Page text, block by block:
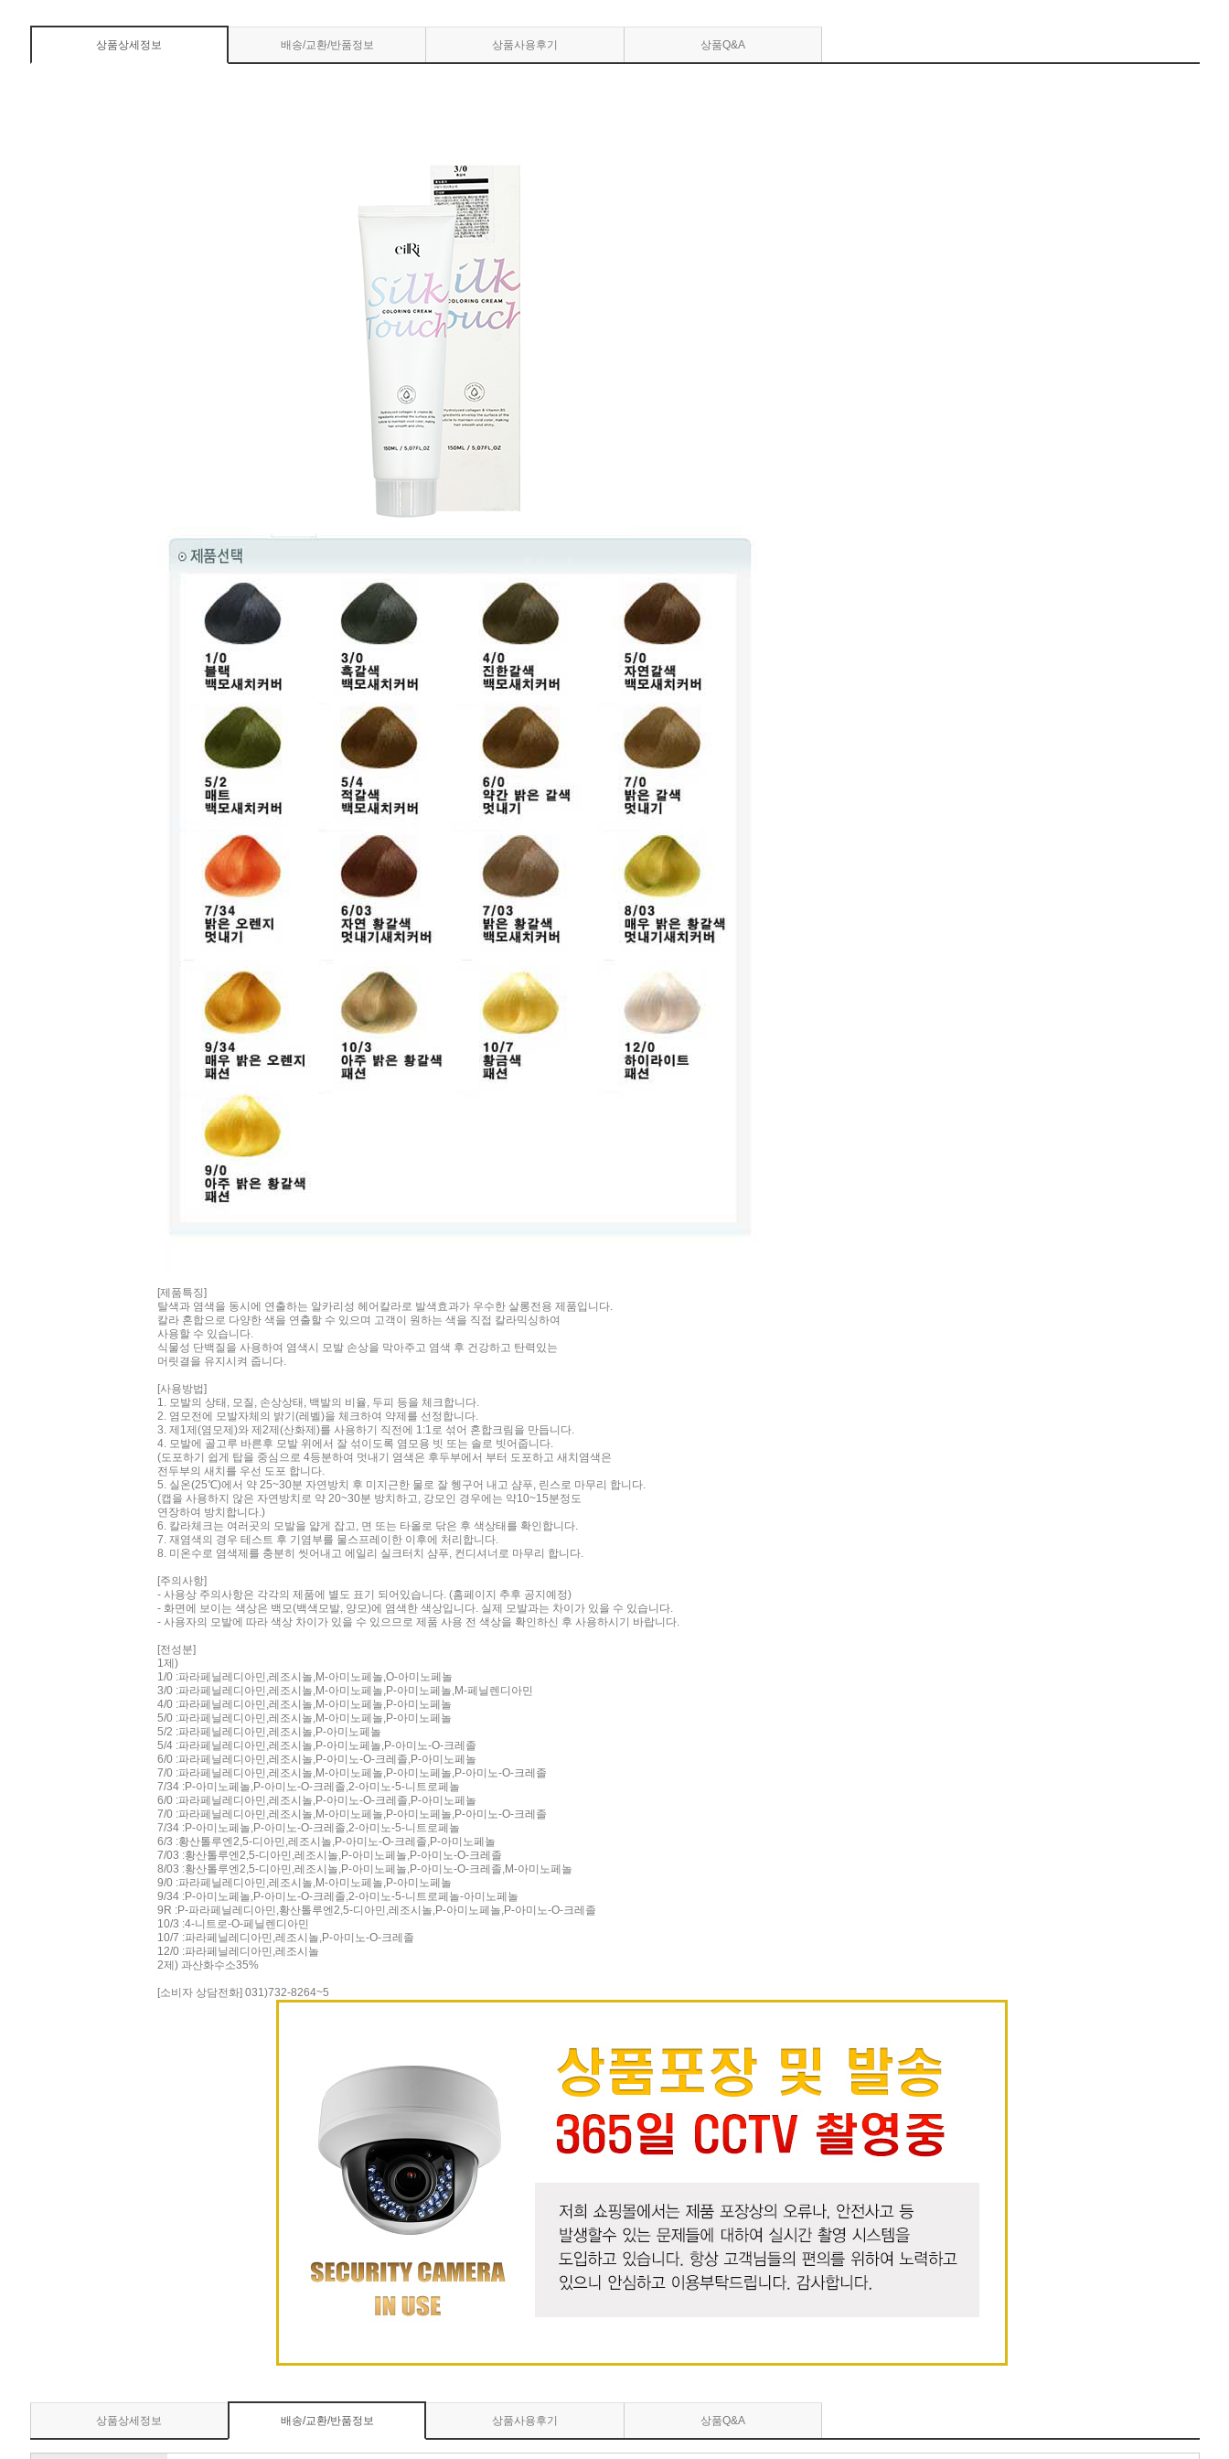
상품상세정보 배송/교환/반품정보 상품사용후기 상품Q&A
[제품특징]
탈색과 염색을 동시에 연출하는 알카리성 헤어칼라로 발색효과가 우수한 살롱전용 제품입니다.
칼라 혼합으로 다양한 색을 연출할 수 있으며 고객이 원하는 색을 직접 칼라믹싱하여
사용할 수 있습니다.
식물성 단백질을 사용하여 염색시 모발 손상을 막아주고 염색 후 건강하고 탄력있는
머릿결을 유지시켜 줍니다.
[사용방법]
1. 모발의 상태, 모질, 손상상태, 백발의 비율, 두피 등을 체크합니다.
2. 염모전에 모발자체의 밝기(레벨)을 체크하여 약제를 선정합니다.
3. 제1제(염모제)와 제2제(산화제)를 사용하기 직전에 1:1로 섞어 혼합크림을 만듭니다.
4. 모발에 골고루 바른후 모발 위에서 잘 섞이도록 염모용 빗 또는 솔로 빗어줍니다.
(도포하기 쉽게 탑을 중심으로 4등분하여 멋내기 염색은 후두부에서 부터 도포하고 새치염색은
전두부의 새치를 우선 도포 합니다.
5. 실온(25℃)에서 약 25~30분 자연방치 후 미지근한 물로 잘 헹구어 내고 샴푸, 린스로 마무리 합니다.
(캡을 사용하지 않은 자연방치로 약 20~30분 방치하고, 강모인 경우에는 약10~15분정도
연장하여 방치합니다.)
6. 칼라체크는 여러곳의 모발을 얇게 잡고, 면 또는 타올로 닦은 후 색상태를 확인합니다.
7. 재염색의 경우 테스트 후 기염부를 물스프레이한 이후에 처리합니다.
8. 미온수로 염색제를 충분히 씻어내고 에일리 실크터치 샴푸, 컨디셔너로 마무리 합니다.
[주의사항]
- 사용상 주의사항은 각각의 제품에 별도 표기 되어있습니다. (홈페이지 추후 공지예정)
- 화면에 보이는 색상은 백모(백색모발, 양모)에 염색한 색상입니다. 실제 모발과는 차이가 있을 수 있습니다.
- 사용자의 모발에 따라 색상 차이가 있을 수 있으므로 제품 사용 전 색상을 확인하신 후 사용하시기 바랍니다.
[전성분]
1제)
1/0 :파라페닐레디아민,레조시놀,M-아미노페놀,O-아미노페놀
3/0 :파라페닐레디아민,레조시놀,M-아미노페놀,P-아미노페놀,M-페닐렌디아민
4/0 :파라페닐레디아민,레조시놀,M-아미노페놀,P-아미노페놀
5/0 :파라페닐레디아민,레조시놀,M-아미노페놀,P-아미노페놀
5/2 :파라페닐레디아민,레조시놀,P-아미노페놀
5/4 :파라페닐레디아민,레조시놀,P-아미노페놀,P-아미노-O-크레졸
6/0 :파라페닐레디아민,레조시놀,P-아미노-O-크레졸,P-아미노페놀
7/0 :파라페닐레디아민,레조시놀,M-아미노페놀,P-아미노페놀,P-아미노-O-크레졸
7/34 :P-아미노페놀,P-아미노-O-크레졸,2-아미노-5-니트로페놀
6/0 :파라페닐레디아민,레조시놀,P-아미노-O-크레졸,P-아미노페놀
7/0 :파라페닐레디아민,레조시놀,M-아미노페놀,P-아미노페놀,P-아미노-O-크레졸
7/34 :P-아미노페놀,P-아미노-O-크레졸,2-아미노-5-니트로페놀
6/3 :황산톨루엔2,5-디아민,레조시놀,P-아미노-O-크레졸,P-아미노페놀
7/03 :황산톨루엔2,5-디아민,레조시놀,P-아미노페놀,P-아미노-O-크레졸
8/03 :황산톨루엔2,5-디아민,레조시놀,P-아미노페놀,P-아미노-O-크레졸,M-아미노페놀
9/0 :파라페닐레디아민,레조시놀,M-아미노페놀,P-아미노페놀
9/34 :P-아미노페놀,P-아미노-O-크레졸,2-아미노-5-니트로페놀-아미노페놀
9R :P-파라페닐레디아민,황산톨루엔2,5-디아민,레조시놀,P-아미노페놀,P-아미노-O-크레졸
10/3 :4-니트로-O-페닐렌디아민
10/7 :파라페닐레디아민,레조시놀,P-아미노-O-크레졸
12/0 :파라페닐레디아민,레조시놀
2제) 과산화수소35%
[소비자 상담전화] 031)732-8264~5
상품상세정보 배송/교환/반품정보 상품사용후기 상품Q&A